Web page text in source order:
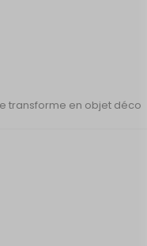
transforme en objet déco